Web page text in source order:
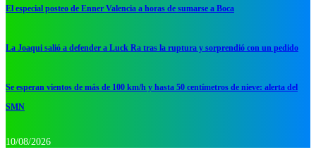
El especial posteo de Enner Valencia a horas de sumarse a Boca
La Joaqui salió a defender a Luck Ra tras la ruptura y sorprendió con un pedido
Se esperan vientos de más de 100 km/h y hasta 50 centímetros de nieve: alerta del
SMN
10/08/2026